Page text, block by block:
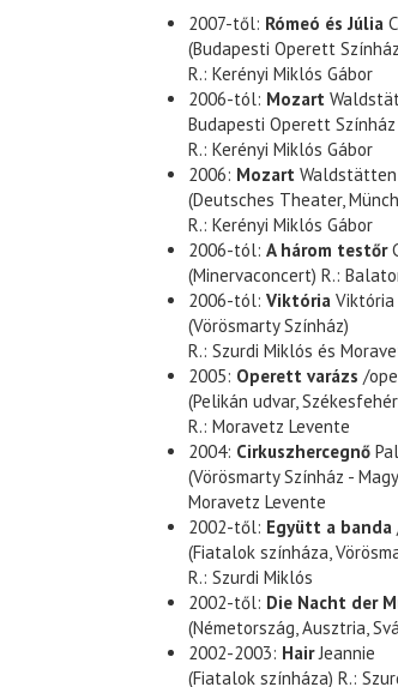
2007-től: Rómeó és Júlia
(Budapesti Operett
R.: Kerényi Miklós Gábor
2006-tól: Mozart
Budapesti Operett Színház
R.: Kerényi Miklós Gábor
2006: Mozart
(Deutsches Theater,
R.: Kerényi Miklós Gábor
2006-tól: A három testőr
(Minervaconcert) R.:
2006-tól: Viktória Viktória
(Vörösmarty Színház)
R.: Szurdi Miklós és
2005: Operett varázs /
(Pelikán udvar,
R.: Moravetz Levente
2004: Cirkuszhercegnő
(Vörösmarty Színház -
Moravetz Levente
2002-től: Együtt a banda
(Fiatalok színháza,
R.: Szurdi Miklós
2002-től: Die Nacht der
(Németország, Ausztria,
2002-2003: HairJeannie
(Fiatalok színháza) R.: